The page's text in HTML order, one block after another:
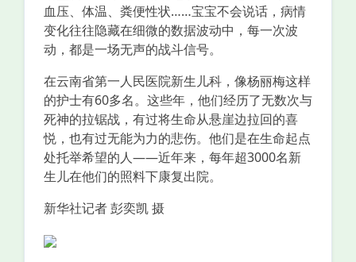
血压、体温、粪便性状……宝宝不会说话，病情
变化往往隐藏在细微的数据波动中，每一次波
动，都是一场无声的战斗信号。
在云南省第一人民医院新生儿科，像杨丽梅这样
的护士有60多名。这些年，他们经历了无数次与
死神的拉锯战，有过将生命从悬崖边拉回的喜
悦，也有过无能为力的悲伤。他们是在生命起点
处托举希望的人——近年来，每年超3000名新
生儿在他们的照料下康复出院。
新华社记者 彭奕凯 摄